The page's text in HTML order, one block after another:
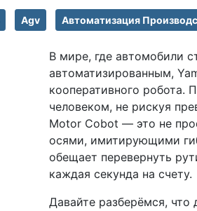
Agv Автоматизация
В мире, где автомобили
автоматизированным,
кооперативного робота.
человеком, не рискуя
Motor Cobot — это не
осями, имитирующими
обещает перевернуть
каждая секунда на счету.
Давайте разберёмся, что